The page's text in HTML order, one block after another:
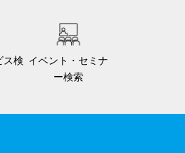
ス検 イベント・セミナ
ー検索